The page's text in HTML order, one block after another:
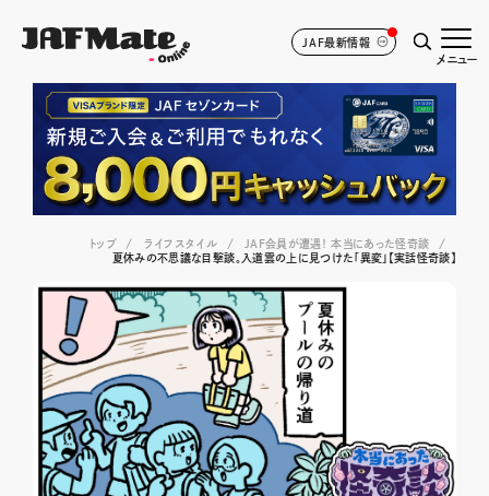
JAF最新情報
メニュー
トップ ライフスタイル
JAF会員が遭遇！ 本当にあった怪奇談
夏休みの不思議な目撃談。入道雲の上に見つけた「異変」【実話怪奇談】